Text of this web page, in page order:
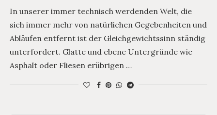
In unserer immer technisch werdenden Welt, die
sich immer mehr von natürlichen Gegebenheiten und
Abläufen entfernt ist der Gleichgewichtssinn ständig
unterfordert. Glatte und ebene Untergründe wie
Asphalt oder Fliesen erübrigen …